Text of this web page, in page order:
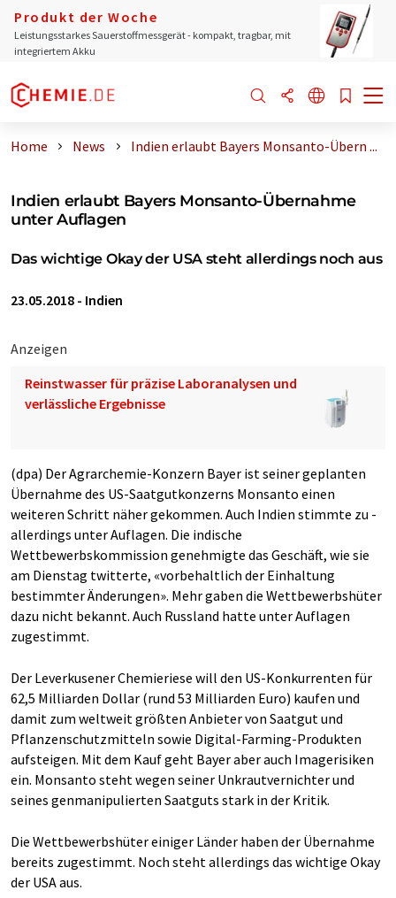
Produkt der Woche
Leistungsstarkes Sauerstoffmessgerät - kompakt, tragbar, mit
integriertem Akku
Home News Indien erlaubt Bayers Monsanto-Übern ...
Indien erlaubt Bayers Monsanto-Übernahme
unter Auflagen
Das wichtige Okay der USA steht allerdings noch aus
23.05.2018 - Indien
Anzeigen
Reinstwasser für präzise Laboranalysen und
verlässliche Ergebnisse
(dpa) Der Agrarchemie-Konzern Bayer ist seiner geplanten
Übernahme des US-Saatgutkonzerns Monsanto einen
weiteren Schritt näher gekommen. Auch Indien stimmte zu -
allerdings unter Auflagen. Die indische
Wettbewerbskommission genehmigte das Geschäft, wie sie
am Dienstag twitterte, «vorbehaltlich der Einhaltung
bestimmter Änderungen». Mehr gaben die Wettbewerbshüter
dazu nicht bekannt. Auch Russland hatte unter Auflagen
zugestimmt.
Der Leverkusener Chemieriese will den US-Konkurrenten für
62,5 Milliarden Dollar (rund 53 Milliarden Euro) kaufen und
damit zum weltweit größten Anbieter von Saatgut und
Pflanzenschutzmitteln sowie Digital-Farming-Produkten
aufsteigen. Mit dem Kauf geht Bayer aber auch Imagerisiken
ein. Monsanto steht wegen seiner Unkrautvernichter und
seines genmanipulierten Saatguts stark in der Kritik.
Die Wettbewerbshüter einiger Länder haben der Übernahme
bereits zugestimmt. Noch steht allerdings das wichtige Okay
der USA aus.